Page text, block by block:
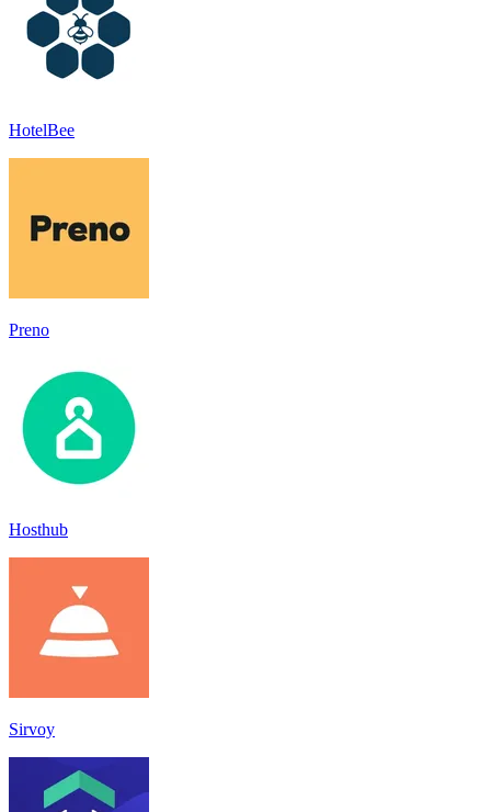
HotelBee
Preno
Hosthub
Sirvoy